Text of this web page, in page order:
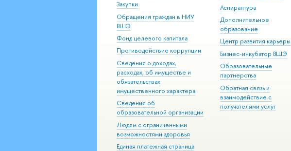
Закупки
Обращения граждан в НИУ
ВШЭ
Фонд целевого капитала
Противодействие коррупции
Сведения о доходах,
расходах, об имуществе и
обязательствах
имущественного характера
Сведения об
образовательной организации
Людям с ограниченными
возможностями здоровья
Единая платежная страница
Аспирантура
Дополнительное
образование
Центр развития карьеры
Бизнес-инкубатор ВШЭ
Образовательные
партнерства
Обратная связь и
взаимодействие с
получателями услуг